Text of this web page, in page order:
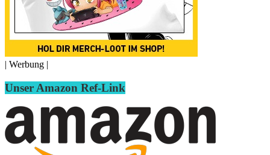
| Werbung |
Unser Amazon Ref-Link